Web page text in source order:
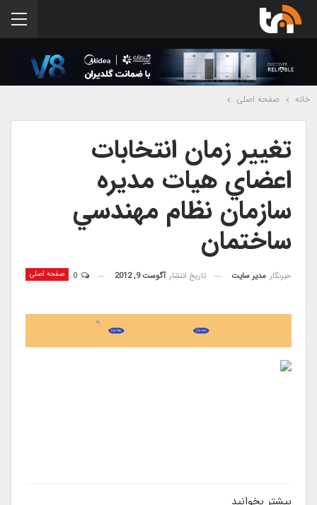
خانه صفحه اصلی
تغيير زمان انتخابات
اعضاي هيات مديره
سازمان نظام مهندسي
ساختمان
صفحه اصلی خبرنگار مدیر سایت تاریخ انتشار آگوست 9, 2012
بیشتر بخوانید